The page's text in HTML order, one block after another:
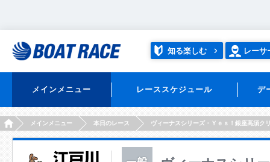
知る楽しむ レーサ
メインメニュー レーススケジュール デ
HOMEメインメニュー 本日のレース ヴィーナスシリーズ・Ｙｅｓ！銀座高須ク